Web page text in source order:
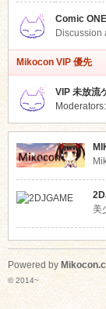
Comic
Discussion
Mikocon VIP 優先
VIP 未放流
Moderators:
美
Powered by
© 2014~